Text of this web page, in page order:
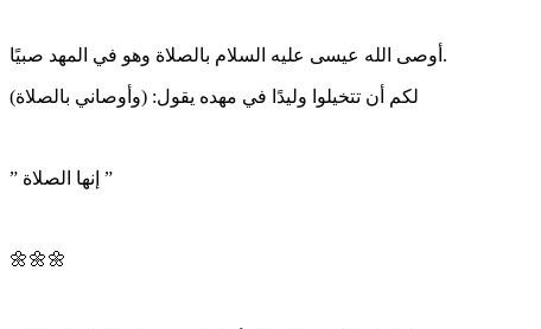
أوصى الله عيسى عليه السلام بالصلاة وهو في المهد صبيًا.
لكم أن تتخيلوا وليدًا في مهده يقول: (وأوصاني بالصلاة)
” إنها الصلاة ”
🌼🌼🌼